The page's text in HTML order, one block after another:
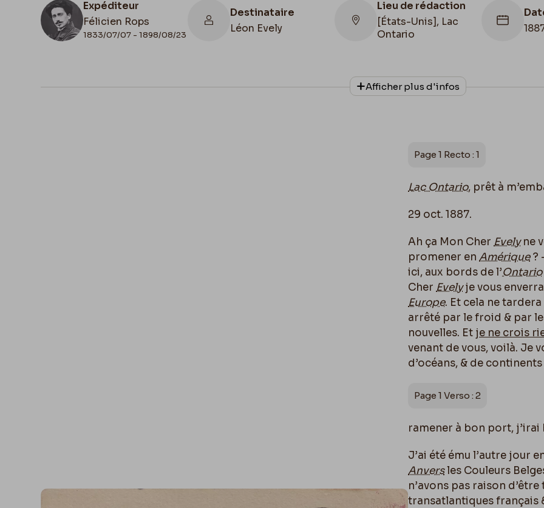
Expéditeur
Félicien Rops
1833/07/07 - 1898/08/23
Destinataire
Léon Evely
Lieu de rédaction
[États-Unis], Lac
Ontario
N° d'inventaire
Collationnage
Date de fin
Afficher plus d'infos
Page 1 Recto : 1
Lac Ontario, prêt à
29 oct. 1887.
Ah ça Mon Cher Evelyne
promener en Amérique?
ici, aux bords de l’Ontario
Cher Evelyje vous
Europe. Et cela ne
arrêté par le froid & par
nouvelles. Et je ne crois
venant de vous, voilà. Je
d’océans, & de
Page 1 Verso : 2
ramener à bon port,
J’ai été ému l’autre jour
Anversles Couleurs
n’avons pas raison
transatlantiques français